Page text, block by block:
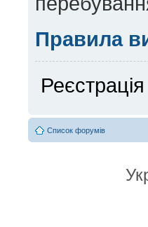
Правила
Реєстрація
Список форумів